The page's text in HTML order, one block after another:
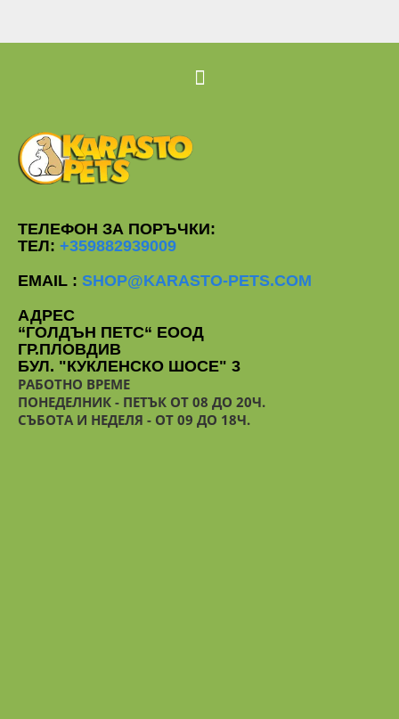
ТЕЛЕФОН ЗА ПОРЪЧКИ:
ТЕЛ: +359882939009
EMAIL : SHOP@KARASTO-PETS.COM
АДРЕС
“ГОЛДЪН ПЕТС“ ЕООД
ГР.ПЛОВДИВ
БУЛ. "КУКЛЕНСКО ШОСЕ" 3
РАБОТНО ВРЕМЕ
ПОНЕДЕЛНИК - ПЕТЪК ОТ 08 ДО 20Ч.
СЪБОТА И НЕДЕЛЯ - ОТ 09 ДО 18Ч.